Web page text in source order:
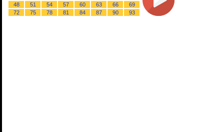
48
51 54 57 60 63 66
69
72
75 78 81 84 87 90 93